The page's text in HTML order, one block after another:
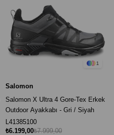
1
Salomon
Salomon X Ultra 4 Gore-Tex Erkek
Outdoor Ayakkabı - Gri / Siyah
L41385100
₺6.199,00₺7.999,00